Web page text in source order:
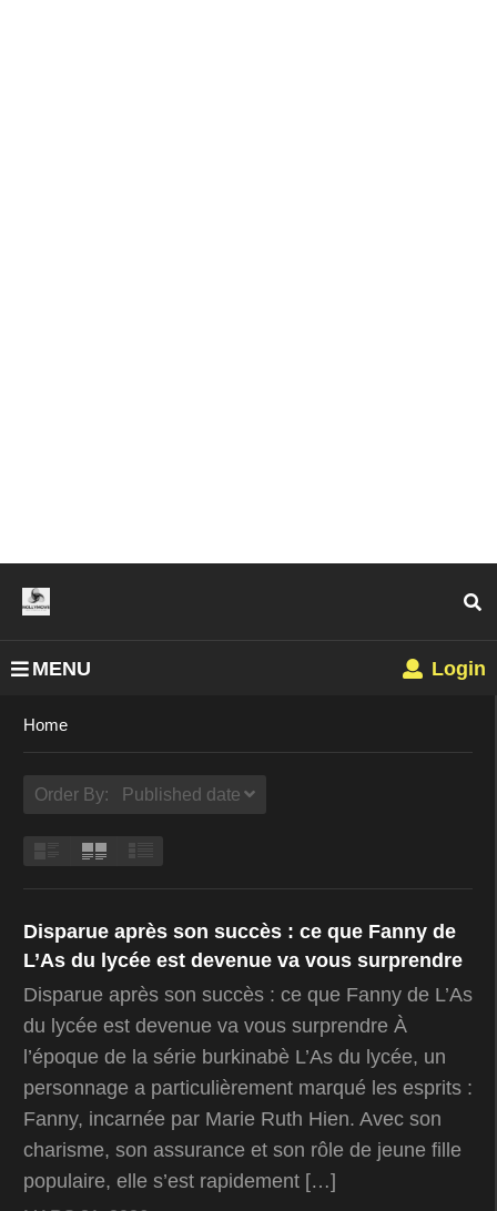
MENU Login
Home
Order By: Published date
Disparue après son succès : ce que Fanny de
L’As du lycée est devenue va vous surprendre
Disparue après son succès : ce que Fanny de L’As
du lycée est devenue va vous surprendre À
l’époque de la série burkinabè L’As du lycée, un
personnage a particulièrement marqué les esprits :
Fanny, incarnée par Marie Ruth Hien. Avec son
charisme, son assurance et son rôle de jeune fille
populaire, elle s’est rapidement […]